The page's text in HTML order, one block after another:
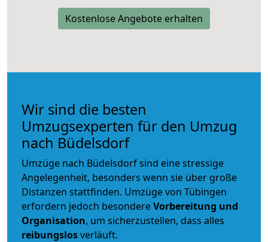
Kostenlose Angebote erhalten
Wir sind die besten
Umzugsexperten für den Umzug
nach Büdelsdorf
Umzüge nach Büdelsdorf sind eine stressige
Angelegenheit, besonders wenn sie über große
Distanzen stattfinden. Umzüge von Tübingen
erfordern jedoch besondereVorbereitung und
Organisation, um sicherzustellen, dass alles
reibungslosverläuft.